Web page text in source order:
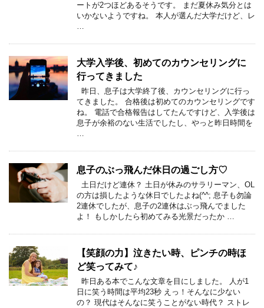
ートが2つほどあるそうです。 まだ夏休み気分とは
いかないようですね。 本人が選んだ大学だけど、レ
…
大学入学後、初めてのカウンセリングに
行ってきました
昨日、息子は大学終了後、カウンセリングに行っ
てきました。 合格後は初めてのカウンセリングです
ね。 電話で合格報告はしてたんですけど、入学後は
息子が余裕のない生活でしたし、やっと昨日時間を
…
息子のぶっ飛んだ休日の過ごし方♡
土日だけど連休？ 土日が休みのサラリーマン、OL
の方は損したような休日でしたよね(^^; 息子も勿論
2連休でしたが、息子の2連休はぶっ飛んでました
よ！ もしかしたら初めてみる光景だったか …
【笑顔の力】泣きたい時、ピンチの時ほ
ど笑ってみて♪
昨日ある本でこんな文章を目にしました。 人が1
日に笑う時間は平均23秒 えっ！そんなに少ない
の？ 現代はそんなに笑うことがない時代？ ストレ